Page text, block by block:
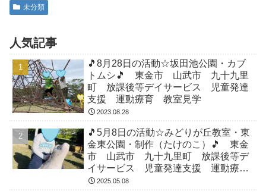
未分類
人気記事
🎵8月28日の活動☆坂田池公園・カブ
トムシ🎵 東金市 山武市 九十九里
町 放課後等デイサービス 児童発達
支援 運動療育 教室見学
2023.08.28
🎵5月8日の活動☆みどりが丘教室・東
金東公園・制作（たけのこ）🎵 東金
市 山武市 九十九里町 放課後等デ
イサービス 児童発達支援 運動療
育 教室見学
2025.05.08